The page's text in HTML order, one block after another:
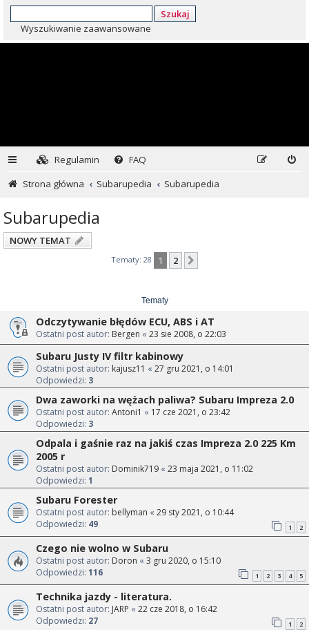
Szukaj
Wyszukiwanie zaawansowane
Regulamin
FAQ
Strona główna
Subarupedia Subarupedia
Subarupedia
NOWY TEMAT
Tematy: 28 1 2
Tematy
Odczytywanie błędów ECU, ABS i AT
Ostatni post autor: Bergen « 23 sie 2008, o 22:03
Subaru Justy IV filtr kabinowy
Ostatni post autor: kajusz11 « 27 gru 2021, o 14:01
Odpowiedzi: 3
Dwa zaworki na wężach paliwa? Subaru Impreza 2.0
Ostatni post autor: Antoni1 « 17 cze 2021, o 23:42
Odpowiedzi: 3
Odpala i gaśnie raz na jakiś czas Impreza 2.0 225 Km
2005 r
Ostatni post autor: Dominik719 « 23 maja 2021, o 11:02
Odpowiedzi: 1
Subaru Forester
Ostatni post autor: bellyman « 29 sty 2021, o 10:44
Odpowiedzi: 49 1 2
Czego nie wolno w Subaru
Ostatni post autor: Doron « 3 gru 2020, o 15:10
Odpowiedzi: 116 1 2 3 4 5
Technika jazdy - literatura.
Ostatni post autor: JARP « 22 cze 2018, o 16:42
Odpowiedzi: 27 1 2